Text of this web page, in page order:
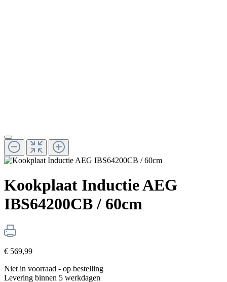
Kookplaat Inductie AEG
IBS64200CB / 60cm
€ 569,99
Niet in voorraad - op bestelling
Levering binnen 5 werkdagen